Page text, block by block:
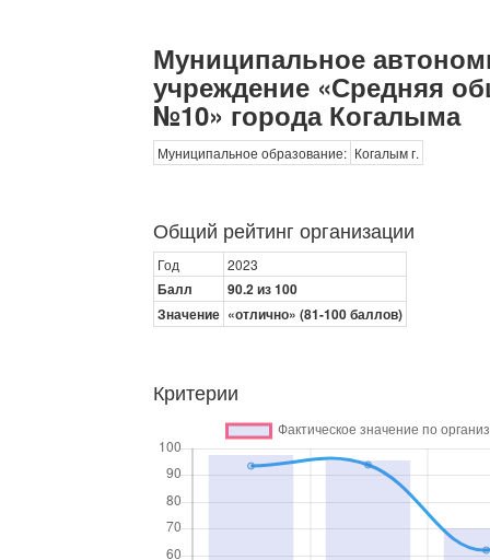
Муниципальное
учреждение «Средняя
№10» города Когалыма
Муниципальное образование: Когалым г.
Общий рейтинг организации
Год 2023
Балл
90.2 из 100
Значение «отлично» (81-100 баллов)
Критерии